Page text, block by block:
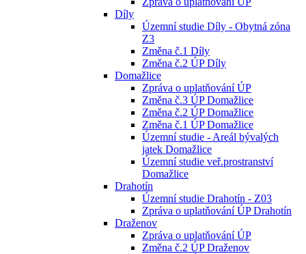
Díly
Územní studie Díly - Obytná zóna
Z3
Změna č.1 Díly
Změna č.2 ÚP Díly
Domažlice
Zpráva o uplatňování ÚP
Změna č.3 ÚP Domažlice
Změna č.2 ÚP Domažlice
Změna č.1 ÚP Domažlice
Územní studie - Areál bývalých
jatek Domažlice
Územní studie veř.prostranství
Domažlice
Drahotín
Územní studie Drahotín - Z03
Zpráva o uplatňování ÚP Drahotín
Draženov
Zpráva o uplatňování ÚP
Změna č.2 ÚP Draženov